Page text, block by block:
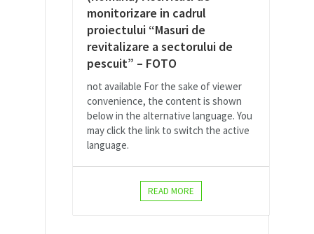
monitorizare in cadrul
proiectului “Masuri de
revitalizare a sectorului de
pescuit” – FOTO
not available For the sake of viewer
convenience, the content is shown
below in the alternative language. You
may click the link to switch the active
language.
READ MORE